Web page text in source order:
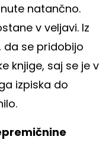
natančno.
v veljavi. Iz
se pridobijo
knjige, saj se je v
izpiska do